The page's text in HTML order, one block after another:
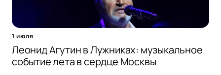
1 июля
Леонид Агутин в Лужниках: музыкальное
событие лета в сердце Москвы